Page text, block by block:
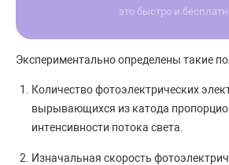
это быстро и
Экспериментально определены такие
Количество фотоэлектрических
вырывающихся из катода
интенсивности потока света.
Изначальная скорость